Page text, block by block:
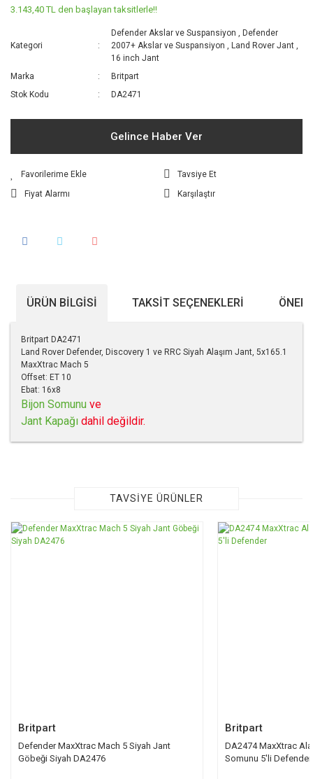
3.143,40 TL den başlayan taksitlerle!!
Kategori
Defender Akslar ve Suspansiyon ,Defender
2007+ Akslar ve Suspansiyon
,Land Rover Jant
16 inch Jant
Marka
Britpart
Stok Kodu
DA2471
Gelince Haber Ver
Tavsiye Et
Fiyat Alarmı
Karşılaştır
ÜRÜN BILGISI TAKSIT SEÇENEKLERI
Britpart DA2471
Land Rover Defender, Discovery 1 ve RRC Siyah Alaşım Jant, 5x165.1
MaxXtrac Mach 5
Offset: ET 10
Ebat: 16x8
Bijon Somunu ve
Jant Kapağı dahil değildir.
Görüş ve önerileriniz için teşekkür ederiz.
Ürün resmi kalitesiz, bozuk veya görüntülenemiyor.
TAVSİYE ÜRÜNLER
Britpart
Defender MaxXtrac Mach 5 Siyah Jant
Göbeği Siyah DA2476
TÜKENDİ
Britpart
DA2474 MaxXtrac
Somunu 5'li Defender